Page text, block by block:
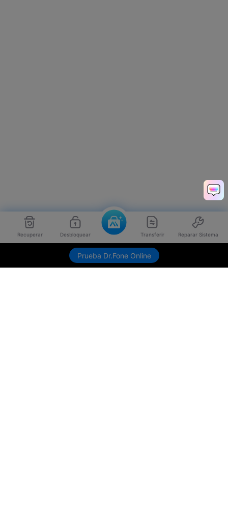
Recuperar Desbloquear Transferir Reparar Sistema
Prueba Dr.Fone Online